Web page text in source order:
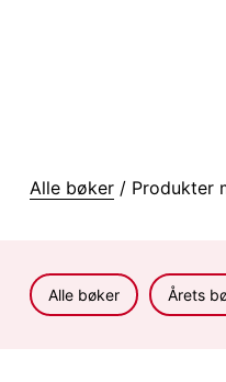
Alle bøker / Produkter
Alle bøker Årets